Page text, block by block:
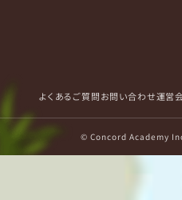
よくあるご質問お問い合わせ運営
© Concord Academy